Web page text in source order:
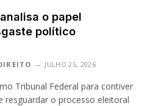
o papel
político
JULHO 25, 2026
Tribunal Federal para contiver
resguardar o processo eleitoral